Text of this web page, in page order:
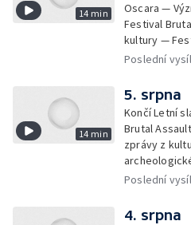
14 min
Oscara —
Festival
kultury —
Opavě
Poslední
14 min
5. srpna
Končí Letní
Brutal
zprávy z
Milana
Poslední
4. srpna